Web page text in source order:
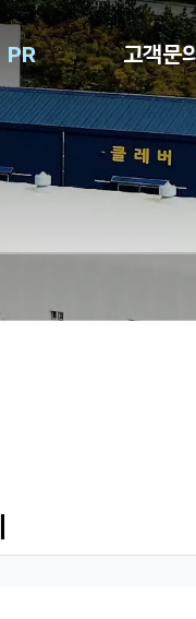
PR
보도자료
고객문
제품문의
기타문의